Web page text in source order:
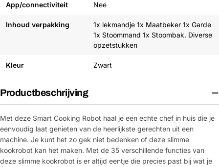
App/connectiviteit Nee
Inhoud verpakking
1x lekmandje 1x Maatbeker 1x Garde
1x Stoommand 1x Stoombak. Diverse
opzetstukken
Kleur Zwart
Productbeschrijving
Met deze Smart Cooking Robot haal je een echte chef in huis die je
eenvoudig laat genieten van de heerlijkste gerechten uit een
machine. Je kunt het zo gek niet bedenken of deze slimme
kookrobot kan het maken. Met de 35 verschillende functies van
deze slimme kookrobot is er altijd eentje die precies past bij wat je